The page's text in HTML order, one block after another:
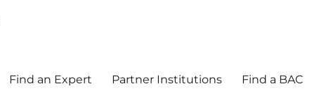
Find an Expert Partner Institutions Find a BAC